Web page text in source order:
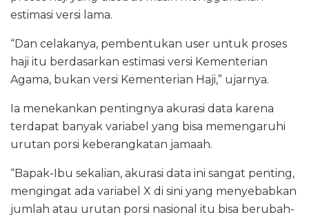
estimasi versi lama.
“Dan celakanya, pembentukan user untuk proses
haji itu berdasarkan estimasi versi Kementerian
Agama, bukan versi Kementerian Haji,” ujarnya.
Ia menekankan pentingnya akurasi data karena
terdapat banyak variabel yang bisa memengaruhi
urutan porsi keberangkatan jamaah.
“Bapak-Ibu sekalian, akurasi data ini sangat penting,
mengingat ada variabel X di sini yang menyebabkan
jumlah atau urutan porsi nasional itu bisa berubah-